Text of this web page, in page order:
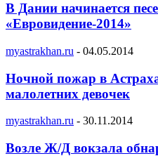
В Дании начинается
«Евровидение-2014»
myastrakhan.ru - 04.05.2014
Ночной пожар в
малолетних девочек
myastrakhan.ru - 30.11.2014
Возле Ж/Д вокзала